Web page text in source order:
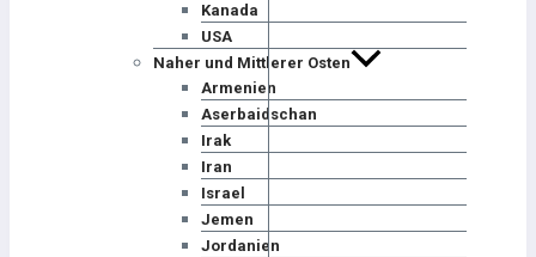
Kanada
USA
Naher und Mittlerer Osten
Armenien
Aserbaidschan
Irak
Iran
Israel
Jemen
Jordanien